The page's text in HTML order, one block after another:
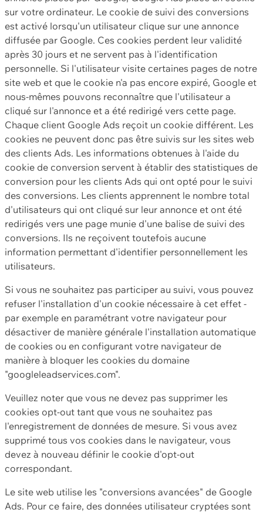
sur votre ordinateur. Le cookie de suivi des conversions
est activé lorsqu'un utilisateur clique sur une annonce
diffusée par Google. Ces cookies perdent leur validité
après 30 jours et ne servent pas à l'identification
personnelle. Si l'utilisateur visite certaines pages de notre
site web et que le cookie n'a pas encore expiré, Google et
nous-mêmes pouvons reconnaître que l'utilisateur a
cliqué sur l'annonce et a été redirigé vers cette page.
Chaque client Google Ads reçoit un cookie différent. Les
cookies ne peuvent donc pas être suivis sur les sites web
des clients Ads. Les informations obtenues à l'aide du
cookie de conversion servent à établir des statistiques de
conversion pour les clients Ads qui ont opté pour le suivi
des conversions. Les clients apprennent le nombre total
d'utilisateurs qui ont cliqué sur leur annonce et ont été
redirigés vers une page munie d'une balise de suivi des
conversions. Ils ne reçoivent toutefois aucune
information permettant d'identifier personnellement les
utilisateurs.
Si vous ne souhaitez pas participer au suivi, vous pouvez
refuser l'installation d'un cookie nécessaire à cet effet -
par exemple en paramétrant votre navigateur pour
désactiver de manière générale l'installation automatique
de cookies ou en configurant votre navigateur de
manière à bloquer les cookies du domaine
"googleleadservices.com".
Veuillez noter que vous ne devez pas supprimer les
cookies opt-out tant que vous ne souhaitez pas
l'enregistrement de données de mesure. Si vous avez
supprimé tous vos cookies dans le navigateur, vous
devez à nouveau définir le cookie d'opt-out
correspondant.
Le site web utilise les "conversions avancées" de Google
Ads. Pour ce faire, des données utilisateur cryptées sont